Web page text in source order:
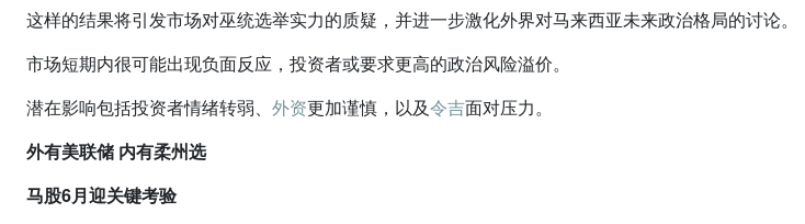
这样的结果将引发市场对巫统选举实力的质疑，并进一步激化外界对马来西亚未来政治格局的讨论。
市场短期内很可能出现负面反应，投资者或要求更高的政治风险溢价。
潜在影响包括投资者情绪转弱、 外资更加谨慎，以及令吉面对压力。
外有美联储 内有柔州选
马股6月迎关键考验